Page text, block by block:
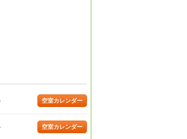
空室カレンダー
空室カレンダー